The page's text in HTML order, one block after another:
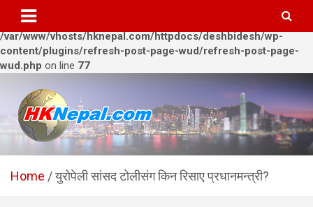
Warning
: Trying to access array offset on value of type bool in
/var/www/vhosts/hknepal.com/httpdocs/deshbidesh/wp-
content/plugins/refresh-post-page-wud/refresh-post-page-
wud.php on line 77
content
HKNepal.com – हङकङबाट
सञ्चालित पहिलो नेपाली अनलाईन
hknepal, hknepal.com, hk nepal, hk nepal com
Home युरोपेली सांसद टोलीसंग किन रिसाए प्रधानमन्त्री?